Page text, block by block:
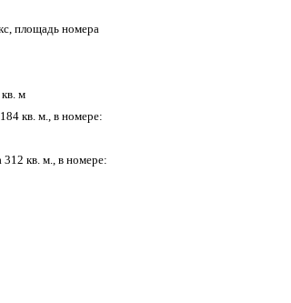
площадь номера
м
кв. м., в номере:
кв. м., в номере: